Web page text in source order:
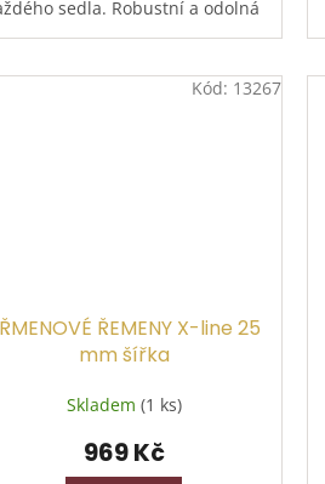
sedla. Robustní a odolná
ŘEMENY X-line 25
mm šířka
Skladem (1 ks)
969 Kč
Kód: 13267